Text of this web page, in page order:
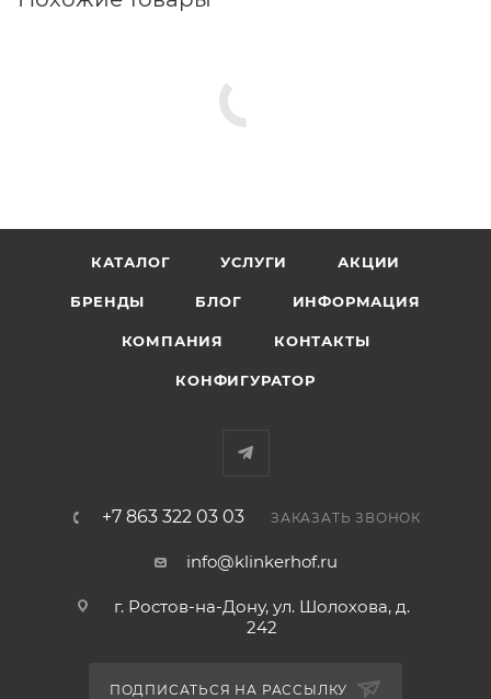
КАТАЛОГ УСЛУГИ АКЦИИ
БРЕНДЫ БЛОГ ИНФОРМАЦИЯ
КОМПАНИЯ КОНТАКТЫ
КОНФИГУРАТОР
+7 863 322 03 03 ЗАКАЗАТЬ ЗВОНОК
info@klinkerhof.ru
г. Ростов-на-Дону, ул. Шолохова, д.
242
ПОДПИСАТЬСЯ НА РАССЫЛКУ